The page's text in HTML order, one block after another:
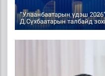
“Улаанбаатарын үдэш
Д.Сүхбаатарын талбайд